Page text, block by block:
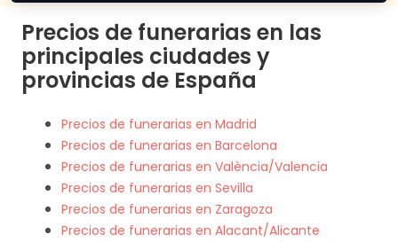
Precios de funerarias en las
principales ciudades y
provincias de España
Precios de funerarias en Madrid
Precios de funerarias en Barcelona
Precios de funerarias en València/Valencia
Precios de funerarias en Sevilla
Precios de funerarias en Zaragoza
Precios de funerarias en Alacant/Alicante